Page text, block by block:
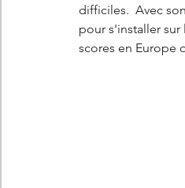
difficiles.  Avec
pour s'installer
scores en Europe